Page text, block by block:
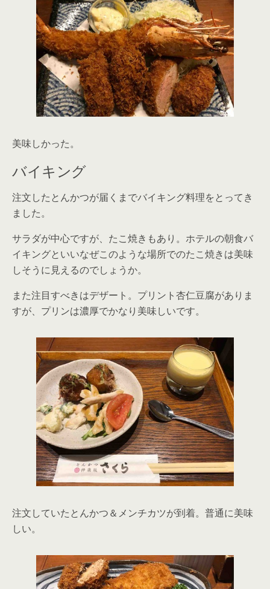
美味しかった。
バイキング
注文したとんかつが届くまでバイキング料理をとってき
ました。
サラダが中心ですが、たこ焼きもあり。ホテルの朝食バ
イキングといいなぜこのような場所でのたこ焼きは美味
しそうに見えるのでしょうか。
また注目すべきはデザート。プリント杏仁豆腐がありま
すが、プリンは濃厚でかなり美味しいです。
注文していたとんかつ＆メンチカツが到着。普通に美味
しい。